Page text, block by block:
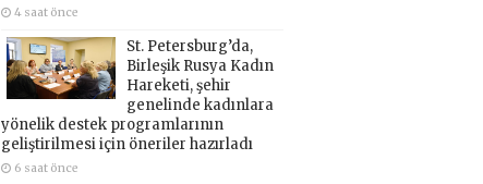
4 saat önce
St. Petersburg’da,
Birleşik Rusya Kadın
Hareketi, şehir
genelinde kadınlara
yönelik destek programlarının
geliştirilmesi için öneriler hazırladı
6 saat önce